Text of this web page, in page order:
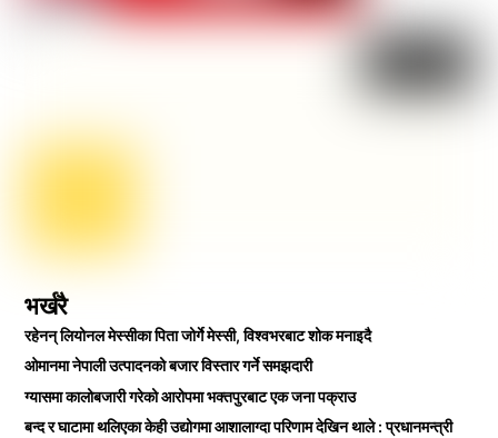
भर्खरै
रहेनन् लियोनल मेस्सीका पिता जोर्गे मेस्सी, विश्वभरबाट शोक मनाइदै
ओमानमा नेपाली उत्पादनको बजार विस्तार गर्ने समझदारी
ग्यासमा कालोबजारी गरेको आरोपमा भक्तपुरबाट एक जना पक्राउ
बन्द र घाटामा थलिएका केही उद्योगमा आशालाग्दा परिणाम देखिन थाले : प्रधानमन्त्री